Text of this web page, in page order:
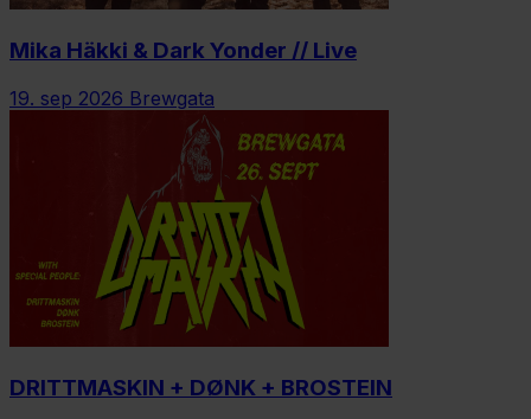
Mika Häkki & Dark Yonder // Live
19. sep 2026 Brewgata
DRITTMASKIN + DØNK + BROSTEIN